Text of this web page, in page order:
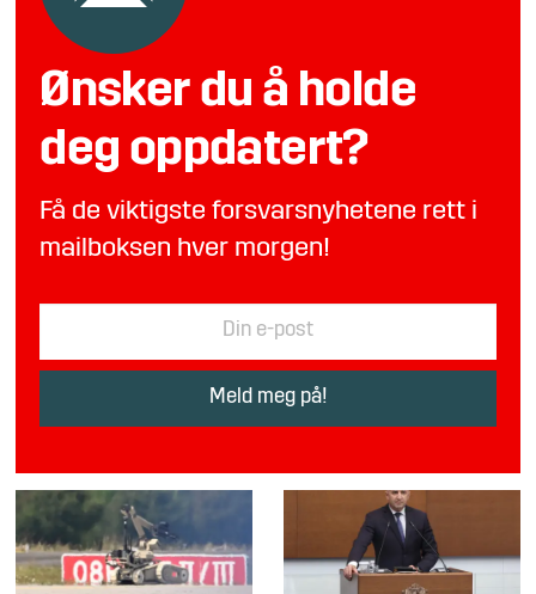
Ønsker du å holde
deg oppdatert?
Få de viktigste forsvarsnyhetene rett i
mailboksen hver morgen!